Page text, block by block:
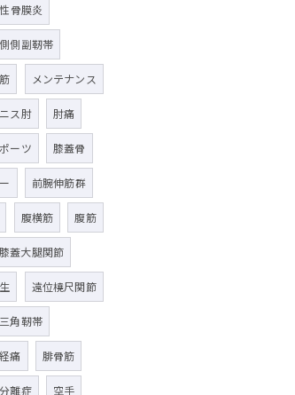
骨膜炎
側副靭帯
メンテナンス
ス肘 肘痛
ーツ 膝蓋骨
前腕伸筋群
腹横筋 腹筋
膝蓋大腿関節
遠位橈尺関節
三角靭帯
痛 腓骨筋
離症 空手